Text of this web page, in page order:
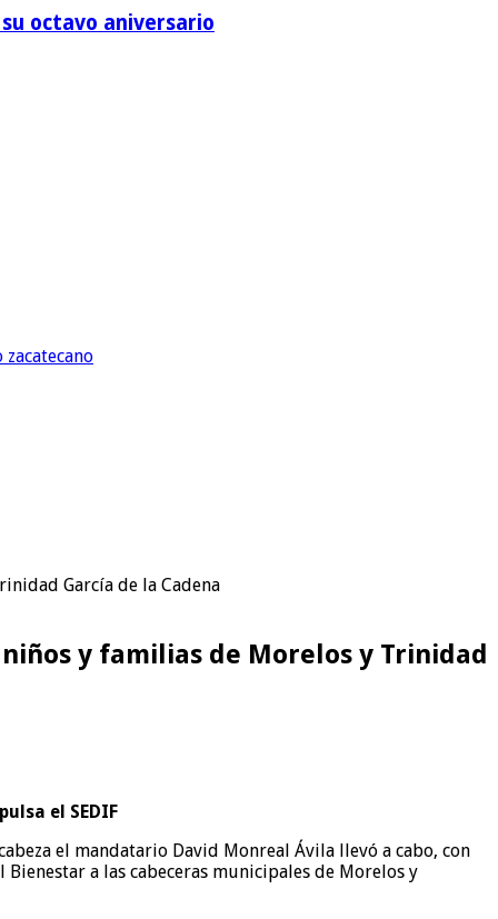
su octavo aniversario
García de la Cadena
y familias de Morelos y Trinidad
el SEDIF
el mandatario David Monreal Ávila llevó a cabo, con
a las cabeceras municipales de Morelos y